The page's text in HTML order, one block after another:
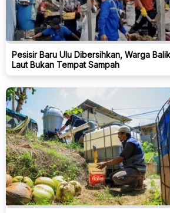
Pesisir Baru Ulu Dibersihkan, Warga
Laut Bukan Tempat Sampah